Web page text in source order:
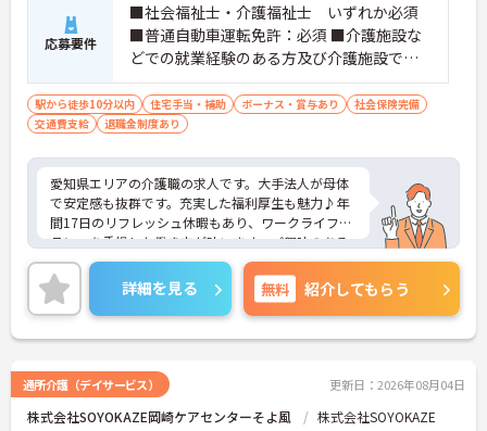
応募要件
■社会福祉士・介護福祉士 いずれか必須
■普通自動車運転免許：必須 ■介護施設な
どでの就業経験のある方及び介護施設での
夜勤経験が有る方
駅から徒歩10分以内 住宅手当・補助 ボーナス・賞与あり
社会保険完備
交通費支給
退職金制度あり
愛知県エリアの介護職の求人です。大手法人が母体
で安定感も抜群です。充実した福利厚生も魅力♪年
間17日のリフレッシュ休暇もあり、ワークライフバ
ランスを重視した働き方が叶います。ご興味のある
方には、面接対策ポイントなど、さらに詳細をお話
しいたしますのでお気軽にご相談ください！
詳細を見る 無料 紹介してもらう
通所介護（デイサービス） 更新日：2026年08月04日
株式会社SOYOKAZE岡崎ケアセンターそよ風 株式会社SOYOKAZE